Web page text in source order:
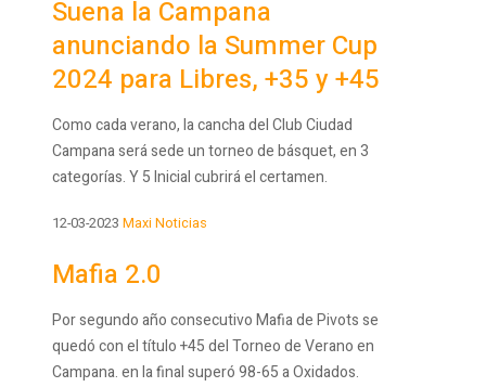
Suena la Campana
anunciando la Summer Cup
2024 para Libres, +35 y +45
Como cada verano, la cancha del Club Ciudad
Campana será sede un torneo de básquet, en 3
categorías. Y 5 Inicial cubrirá el certamen.
12-03-2023 Maxi Noticias
Mafia 2.0
Por segundo año consecutivo Mafia de Pivots se
quedó con el título +45 del Torneo de Verano en
Campana. en la final superó 98-65 a Oxidados.